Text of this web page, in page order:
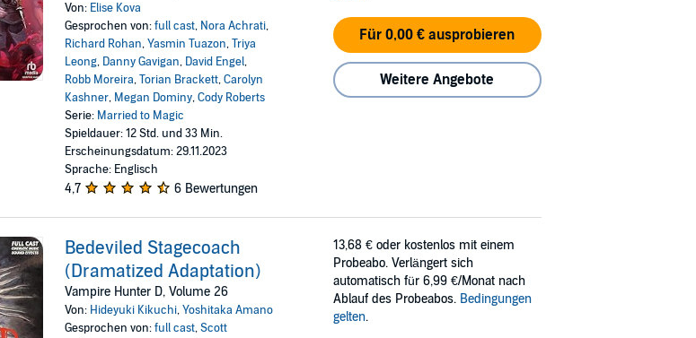
Von: Elise Kova
Gesprochen von:full cast, Nora Achrati,
Richard Rohan,Yasmin Tuazon,Triya
Leong, Danny Gavigan, David Engel,
Robb Moreira,Torian Brackett,Carolyn
Kashner, Megan Dominy,Cody Roberts
Serie: Married to Magic
Spieldauer: 12 Std. und 33 Min.
Erscheinungsdatum: 29.11.2023
Sprache: Englisch
4,7 6 Bewertungen
Für 0,00 € ausprobieren
Weitere Angebote
Bedeviled Stagecoach
(Dramatized Adaptation)
Vampire Hunter D, Volume 26
Von: Hideyuki Kikuchi,Yoshitaka Amano
Gesprochen von:full cast,Scott
13,68 € oder kostenlos mit einem
Probeabo. Verlängert sich
automatisch für 6,99 €/Monat nach
Ablauf des Probeabos. Bedingungen
gelten.